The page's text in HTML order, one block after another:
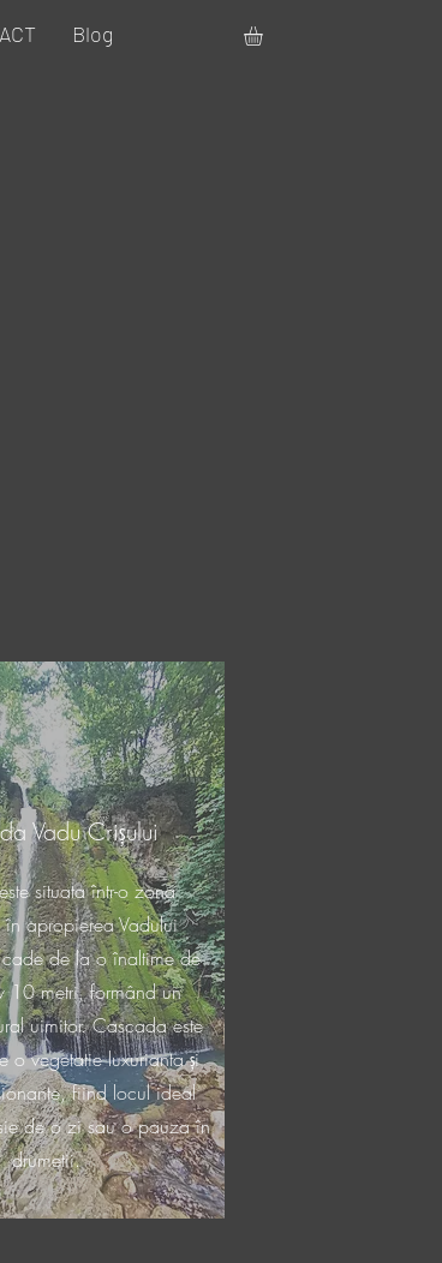
Blog
Vadu Crișului
situata într-o zona
apropierea Vadului
de la o înaltime de
10 metri, formând un
uimitor. Cascada este
o vegetatie luxurianta și
fiind locul ideal
de o zi sau o pauza în
drumetii.